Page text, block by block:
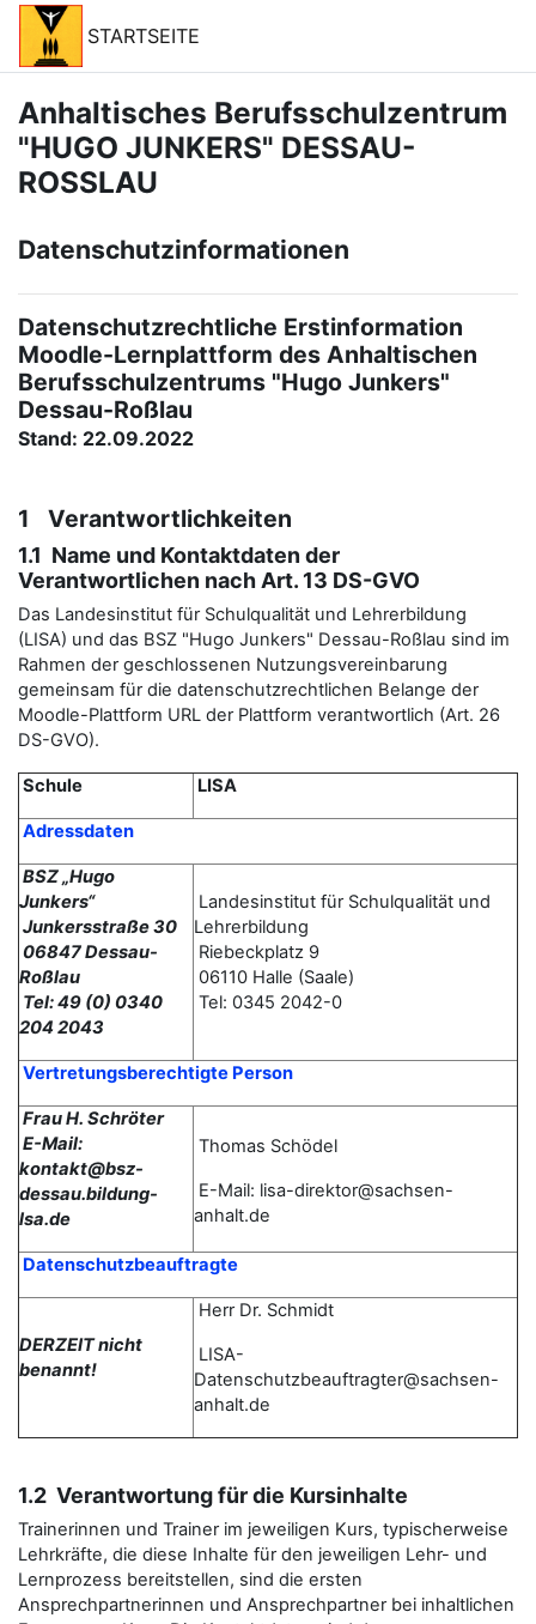
Salta al contenido principal
STARTSEITE
Anhaltisches Berufsschulzentrum
"HUGO JUNKERS" DESSAU-
ROSSLAU
Datenschutzinformationen
Datenschutzrechtliche Erstinformation
Moodle-Lernplattform des Anhaltischen
Berufsschulzentrums "Hugo Junkers"
Dessau-Roßlau
Stand: 22.09.2022
1 Verantwortlichkeiten
1.1 Name und Kontaktdaten der
Verantwortlichen nach Art. 13 DS-GVO
Das Landesinstitut für Schulqualität und Lehrerbildung
(LISA) und das BSZ "Hugo Junkers" Dessau-Roßlau sind im
Rahmen der geschlossenen Nutzungsvereinbarung
gemeinsam für die datenschutzrechtlichen Belange der
Moodle-Plattform URL der Plattform verantwortlich (Art. 26
DS-GVO).
Schule LISA
Adressdaten
BSZ „Hugo
Junkers“
Junkersstraße 30
06847 Dessau-
Roßlau
Tel: 49 (0) 0340
204 2043
Landesinstitut für Schulqualität und
Lehrerbildung
Riebeckplatz 9
06110 Halle (Saale)
Tel: 0345 2042-0
Vertretungsberechtigte Person
Frau H. Schröter
E-Mail:
kontakt@bsz-
dessau.bildung-
lsa.de
Thomas Schödel
E-Mail: lisa-direktor@sachsen-
anhalt.de
Datenschutzbeauftragte
DERZEIT nicht
benannt!
Herr Dr. Schmidt
LISA-
Datenschutzbeauftragter@sachsen-
anhalt.de
1.2 Verantwortung für die Kursinhalte
Trainerinnen und Trainer im jeweiligen Kurs, typischerweise
Lehrkräfte, die diese Inhalte für den jeweiligen Lehr- und
Lernprozess bereitstellen, sind die ersten
Ansprechpartnerinnen und Ansprechpartner bei inhaltlichen